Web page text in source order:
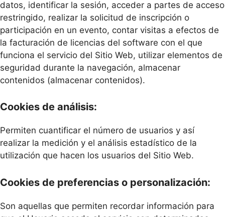
datos, identificar la sesión, acceder a partes de acceso
restringido, realizar la solicitud de inscripción o
participación en un evento, contar visitas a efectos de
la facturación de licencias del software con el que
funciona el servicio del Sitio Web, utilizar elementos de
seguridad durante la navegación, almacenar
contenidos (almacenar contenidos).
Cookies de análisis:
Permiten cuantificar el número de usuarios y así
realizar la medición y el análisis estadístico de la
utilización que hacen los usuarios del Sitio Web.
Cookies de preferencias o personalización:
Son aquellas que permiten recordar información para